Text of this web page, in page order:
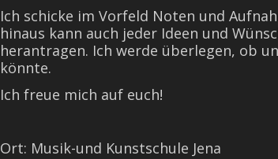
Ich schicke im Vorfeld Noten und
hinaus kann auch jeder Ideen und
herantragen. Ich werde überlegen, ob
könnte.
Ich freue mich auf euch!
Ort: Musik-und Kunstschule Jena